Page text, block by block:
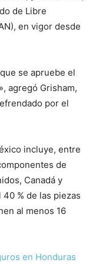
de Libre
en vigor desde
se apruebe el
agregó Grisham,
por el
incluye, entre
de
Canadá y
% de las piezas
al menos 16
en Honduras